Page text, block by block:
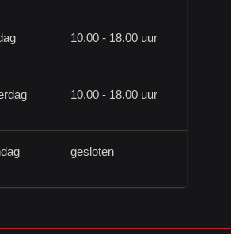
10.00 - 18.00 uur
10.00 - 18.00 uur
gesloten